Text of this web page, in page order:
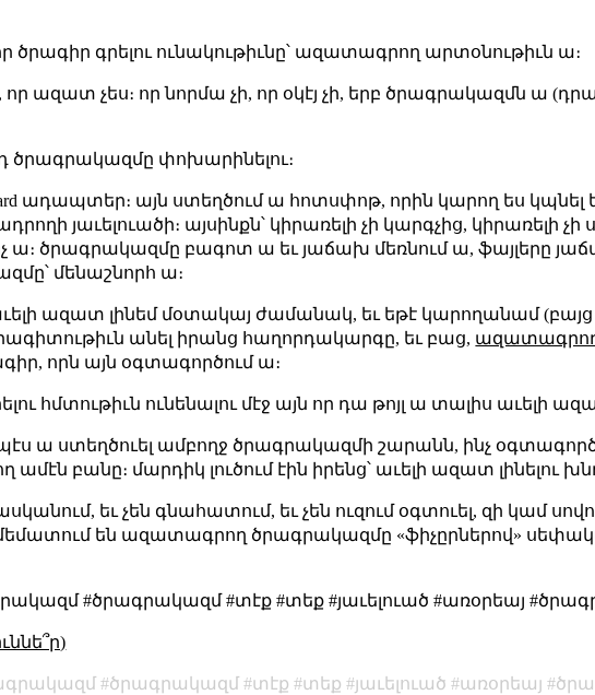
ծրագիր գրելու ունակութիւնը՝ ազատագրող արտօնութիւն ա։
ազատ չես։ որ նորմա չի, որ օկէյ չի, երբ ծրագրակազմն ա
ծրագրակազմը փոխարինելու։
card ադապտեր։ այն ստեղծում ա հոտսփոթ, որին կարող ես կպնել
յաւելուածի։ այսինքն՝ կիրառելի չի կարգչից, կիրառելի չի
քիչ ա։ ծրագրակազմը բագոտ ա եւ յաճախ մեռնում ա, ֆայլերը
մենաշնորհ ա։
ազատ լինեմ մօտակայ ժամանակ, եւ եթէ կարողանամ
անել իրանց հաղորդակարգը, եւ բաց,
որն այն օգտագործում ա։
հմտութիւն ունենալու մէջ այն որ դա թոյլ ա տալիս աւելի
ա ստեղծուել ամբողջ ծրագրակազմի շարանն, ինչ
բանը։ մարդիկ լուծում էին իրենց՝ աւելի ազատ լինելու
եւ չեն գնահատում, եւ չեն ուզում օգտուել, զի կամ
են ազատագրող ծրագրակազմը «ֆիչըրներով»
#ծրագրակազմ #տէք #տեք #յաւելուած #առօրեայ
ծրագրակազմ տէք տեք յաւելուած առօրեայ